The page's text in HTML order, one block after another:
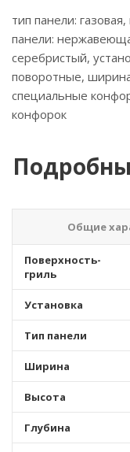
тип панели:
панели:
серебристый,
поворотные,
специальные
конфорок
Общие
Поверхность-
гриль
Установка
Тип панели
Ширина
Высота
Глубина